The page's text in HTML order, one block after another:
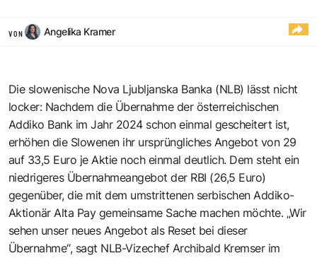
VON Angelika Kramer
Die slowenische Nova Ljubljanska Banka (NLB) lässt nicht
locker: Nachdem die Übernahme der österreichischen
Addiko Bank im Jahr 2024 schon einmal gescheitert ist,
erhöhen die Slowenen ihr ursprüngliches Angebot von 29
auf 33,5 Euro je Aktie noch einmal deutlich. Dem steht ein
niedrigeres Übernahmeangebot der RBI (26,5 Euro)
gegenüber, die mit dem umstrittenen serbischen Addiko-
Aktionär Alta Pay gemeinsame Sache machen möchte. „Wir
sehen unser neues Angebot als Reset bei dieser
Übernahme“, sagt NLB-Vizechef Archibald Kremser im